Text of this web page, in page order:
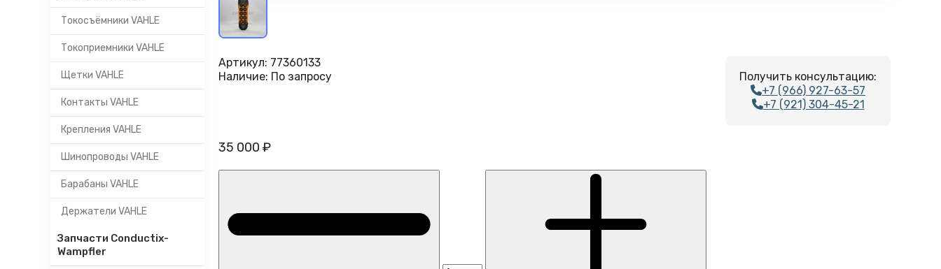
Токосъёмники VAHLE
Токоприемники VAHLE
Щетки VAHLE
Контакты VAHLE
Крепления VAHLE
Шинопроводы VAHLE
Барабаны VAHLE
Держатели VAHLE
Запчасти Conductix-
Wampfler
Получить консультацию:
+7 (966) 927-63-57
+7 (921) 304-45-21
Артикул: 77360133
Наличие: По запросу
35 000 ₽